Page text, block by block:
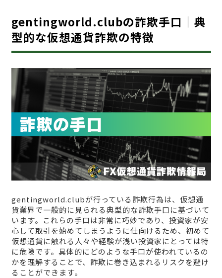
gentingworld.clubの詐欺手口｜典
型的な仮想通貨詐欺の特徴
gentingworld.clubが行っている詐欺行為は、仮想通
貨業界で一般的に見られる典型的な詐欺手口に基づいて
います。これらの手口は非常に巧妙であり、投資家が安
心して取引を始めてしまうように仕向けるため、初めて
仮想通貨に触れる人々や経験が浅い投資家にとっては特
に危険です。具体的にどのような手口が使われているの
かを理解することで、詐欺に巻き込まれるリスクを避け
ることができます。